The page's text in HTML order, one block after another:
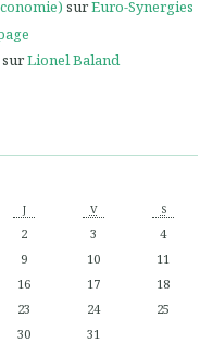
surEuro-Synergies
surLionel Baland
J V S
2 3
4
9 10
11
16 17
18
23 24
25
30 31